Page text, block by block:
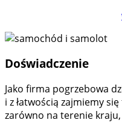
Doświadczenie
Jako firma pogrzebowa
i z łatwością zajmiemy
zarówno na terenie